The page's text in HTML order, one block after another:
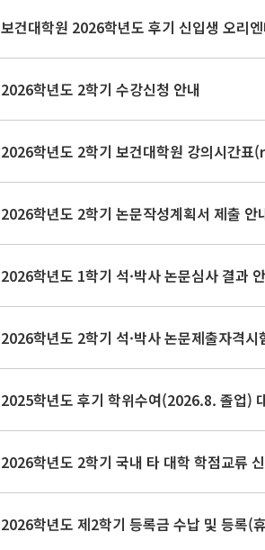
보건대학원 2026학년도 후기 신입생 오리
2026학년도 2학기 수강신청 안내
2026학년도 1학기 석·박사 논문심사 결
2026학년도 2학기 석·박사 논문제출자격
2025학년도 후기 학위수여(2026.8. 졸업)
2026학년도 2학기 국내 타 대학 학점교류
2026학년도 제2학기 등록금 수납 및 등록(